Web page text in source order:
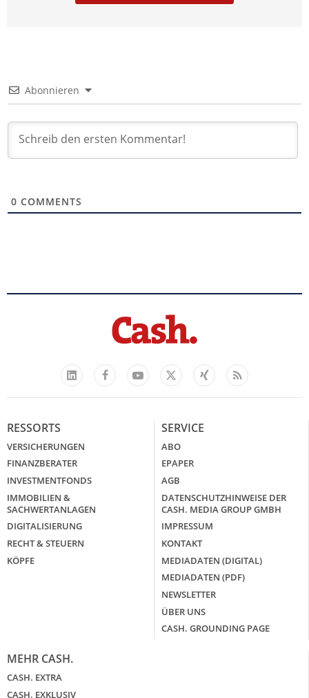
Abonnieren
0 COMMENTS
LinkedIn
FacebookYouTube
X
Xing Feed
RESSORTS
VERSICHERUNGEN
FINANZBERATER
INVESTMENTFONDS
IMMOBILIEN &
SACHWERTANLAGEN
DIGITALISIERUNG
RECHT & STEUERN
KÖPFE
SERVICE
ABO
EPAPER
AGB
DATENSCHUTZHINWEISE DER
CASH. MEDIA GROUP GMBH
IMPRESSUM
KONTAKT
MEDIADATEN (DIGITAL)
MEDIADATEN (PDF)
NEWSLETTER
ÜBER UNS
CASH. GROUNDING PAGE
MEHR CASH.
CASH. EXTRA
CASH. EXKLUSIV